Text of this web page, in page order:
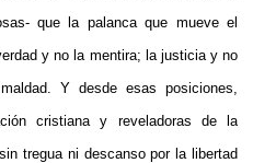
que la palanca que mueve el
y no la mentira; la justicia y no
Y desde esas posiciones,
cristiana y reveladoras de la
tregua ni descanso por la libertad